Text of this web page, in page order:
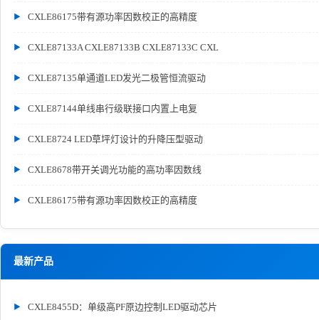
CXLE86175带有源功率因数校正的高精度
CXLE87133A CXLE87133B CXLE87133C CXL
CXLE87135单通道LED发光二极管恒流驱动
CXLE87144单线串行级联接口内置上电复
CXLE8724 LED草坪灯设计的升降压型驱动
CXLE8678带开关调光功能的高功率因数线
CXLE86175带有源功率因数校正的高精度
最新产品
CXLE8455D：单级高PF原边控制LED驱动芯片